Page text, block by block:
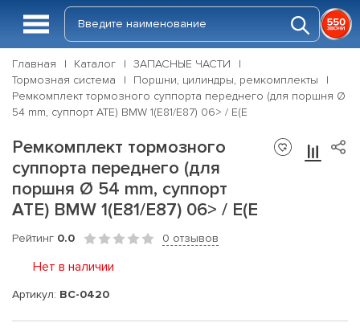
Главная Каталог
ЗАПАСНЫЕ ЧАСТИ
Тормозная система
Поршни, цилиндры, ремкомплекты
Ремкомплект тормозного суппорта переднего (для поршня Ø
54 mm, суппорт ATE) BMW 1(E81/E87) 06> / E(E
Ремкомплект тормозного
суппорта переднего (для
поршня Ø 54 mm, суппорт
ATE) BMW 1(E81/E87) 06> / E(E
Рейтинг 0.0 0 отзывов
Нет в наличии
Артикул: BC-0420